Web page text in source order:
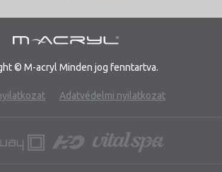
© M-acryl Minden jog fenntartva.
Adatvédelmi nyilatkozat